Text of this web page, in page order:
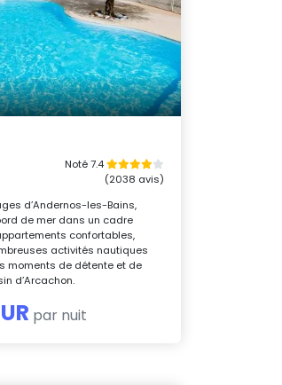
Noté 7.4
(2038 avis)
d’Andernos-les-Bains,
de mer dans un cadre
confortables,
activités nautiques
moments de détente et de
d’Arcachon.
par nuit